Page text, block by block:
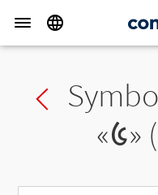
Previous char
«᱕»